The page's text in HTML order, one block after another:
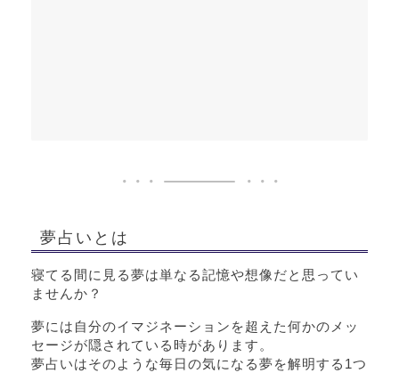
夢占いとは
寝てる間に見る夢は単なる記憶や想像だと思ってい
ませんか？
夢には自分のイマジネーションを超えた何かのメッ
セージが隠されている時があります。
夢占いはそのような毎日の気になる夢を解明する1つ